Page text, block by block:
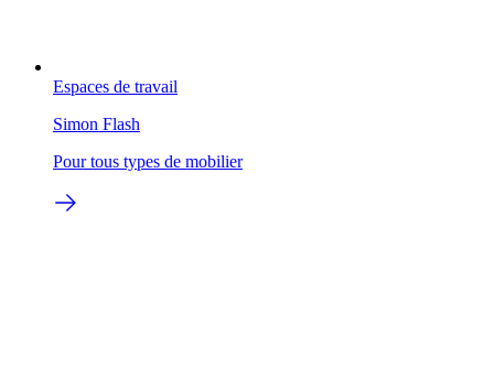
Espaces de travail
Simon Flash
Pour tous types de mobilier